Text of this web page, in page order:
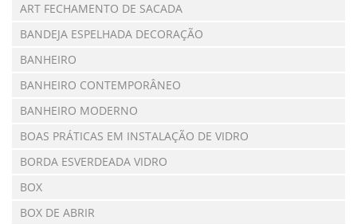
ART FECHAMENTO DE SACADA
BANDEJA ESPELHADA DECORAÇÃO
BANHEIRO
BANHEIRO CONTEMPORÂNEO
BANHEIRO MODERNO
BOAS PRÁTICAS EM INSTALAÇÃO DE VIDRO
BORDA ESVERDEADA VIDRO
BOX
BOX DE ABRIR